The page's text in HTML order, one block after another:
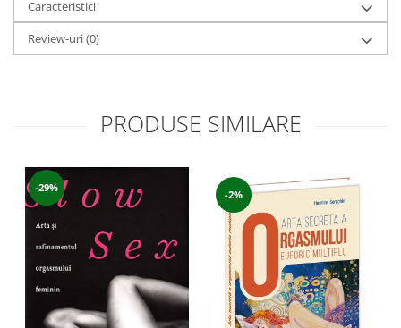
Caracteristici
Review-uri(0)
PRODUSE SIMILARE
-29%
-2%